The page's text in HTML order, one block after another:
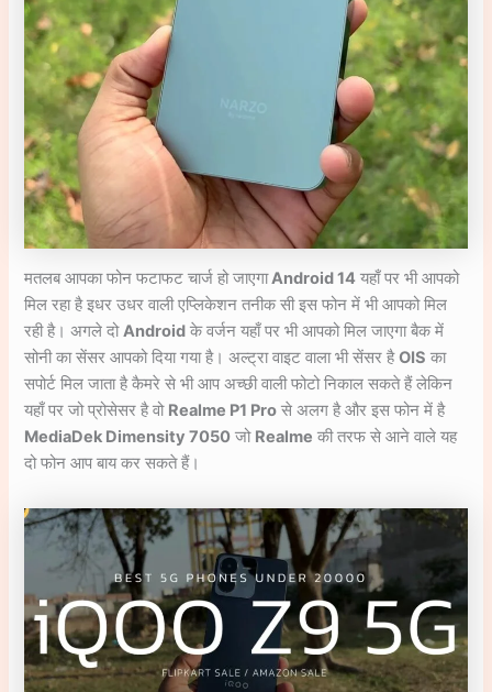
मतलब आपका फोन फटाफट चार्ज हो जाएगाAndroid 14 यहाँ पर भी आपको
मिल रहा है इधर उधर वाली एप्लिकेशन तनीक सी इस फोन में भी आपको मिल
रही है। अगले दोAndroid के वर्जन यहाँ पर भी आपको मिल जाएगा बैक में
सोनी का सेंसर आपको दिया गया है। अल्ट्रा वाइट वाला भी सेंसर हैOIS का
सपोर्ट मिल जाता है कैमरे से भी आप अच्छी वाली फोटो निकाल सकते हैं लेकिन
यहाँ पर जो प्रोसेसर है वो Realme P1 Pro से अलग है और इस फोन में है
MediaDek Dimensity 7050 जो Realme की तरफ से आने वाले यह
दो फोन आप बाय कर सकते हैं।